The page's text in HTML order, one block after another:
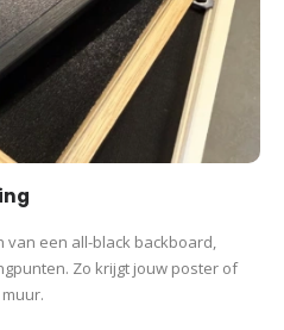
een all-black backboard,
Zo krijgt jouw poster of